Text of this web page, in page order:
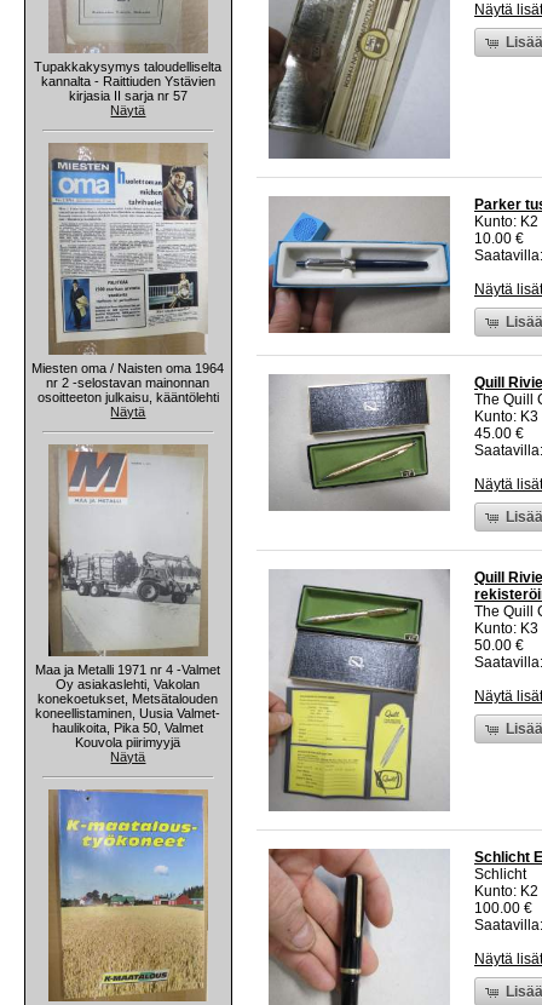
Tupakkakysymys taloudelliselta
kannalta - Raittiuden Ystävien
kirjasia II sarja nr 57
Näytä
Miesten oma / Naisten oma 1964
nr 2 -selostavan mainonnan
osoitteeton julkaisu, kääntölehti
Näytä
Maa ja Metalli 1971 nr 4 -Valmet
Oy asiakaslehti, Vakolan
konekoetukset, Metsätalouden
koneellistaminen, Uusia Valmet-
haulikoita, Pika 50, Valmet
Kouvola piirimyyjä
Näytä
Näytä
Parker
Kunto:
10.00 €
Näytä
Quill
The Quill
Kunto:
45.00 €
Näytä
Quill
The Quill
Kunto:
50.00 €
Näytä
Schlicht
Schlicht
Kunto:
100.00 €
Näytä